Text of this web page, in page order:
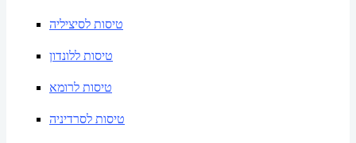
טיסות לסיציליה
טיסות ללונדון
טיסות לרומא
טיסות לסרדיניה